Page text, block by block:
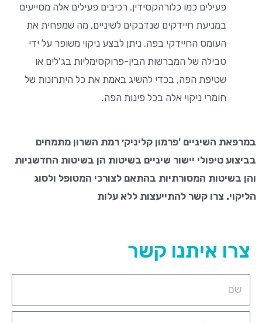
פעילים כמו כלורהקסידין. רכיבים פעילים אלה מסייעים
במניעת חיידקים שנדבקים לשיניים, מה שמפחית את
העומס החיידקי בפה. ניתן לבצע ניקוי משופר על ידי
טבילה של המברשות הבין-פרוקסימליות בג'לים או
שטיפת הפה, בכדי להשיג באמת את כל היתרונות של
חומרי ניקוי אלה בכל פינות הפה.
במרפאת השיניים 'פרמון קליניק׳ רמת השרון מתמחים
בביצוע טיפולי יישור שיניים בשיטות הן בשיטות החדשניות
והן בשיטות המסורתיות בהתאם לצורכי המטופל ולסוג
הליקוי. צרו קשר להתייעצות ללא עלות
צרו איתנו קשר